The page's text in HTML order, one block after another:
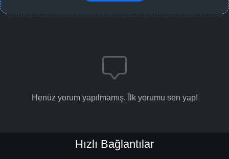
Henüz yorum yapılmamış. İlk yorumu sen yap!
Hızlı Bağlantılar